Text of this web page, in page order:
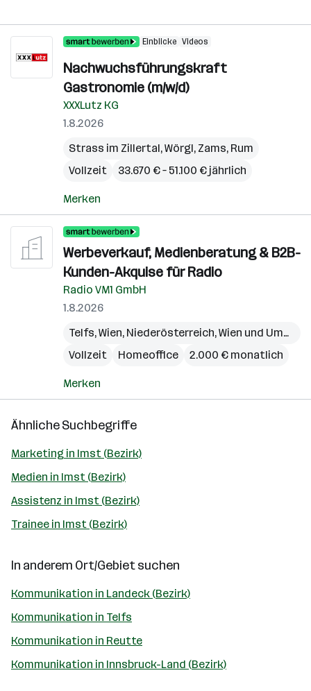
Einblicke Videos
Nachwuchsführungskraft
Gastronomie (m/w/d)
XXXLutz KG
1.8.2026
Strass im Zillertal,Wörgl, Zams, Rum
Vollzeit
33.670 € – 51.100 € jährlich
Merken
Werbeverkauf, Medienberatung & B2B-
Kunden-Akquise für Radio
Radio VM1 GmbH
1.8.2026
Telfs,Wien, Niederösterreich,Wien und Umgebung
Vollzeit
Homeoffice 2.000 € monatlich
Merken
Ähnliche Suchbegriffe
Marketing in Imst (Bezirk)
Medien in Imst (Bezirk)
Assistenz in Imst (Bezirk)
Trainee in Imst (Bezirk)
In anderem Ort/Gebiet suchen
Kommunikation in Landeck (Bezirk)
Kommunikation in Telfs
Kommunikation in Reutte
Kommunikation in Innsbruck-Land (Bezirk)